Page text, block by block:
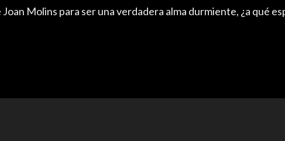
Molins para ser una verdadera alma durmiente, ¿a qué